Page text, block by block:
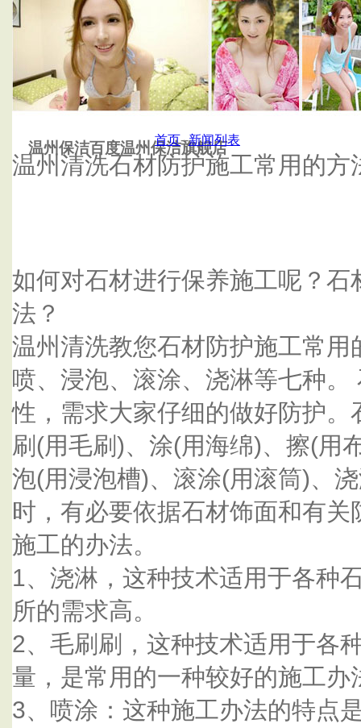
温州保洁百度温州保洁旗舰店
首页 汕头清洗地毯
首页--新闻列表
温州清洗石材防护施工常用的方
如何对石材进行保养施工呢？
法？
温州清洗教您石材防护施工常
喷、浸泡、滚涂、浇淋等七种
性，需求大家仔细的做好防护
刷(用毛刷)、涂(用海绵)、擦(用
泡(用浸泡槽)、滚涂(用滚筒)、
时，有必要依据石材饰面和有
施工的办法。
1、浇淋，这种技术适用于各种
所的需求高。
2、毛刷刷，这种技术适用于各
量，是常用的一种较好的施工办
3、喷涂：这种施工办法的特点